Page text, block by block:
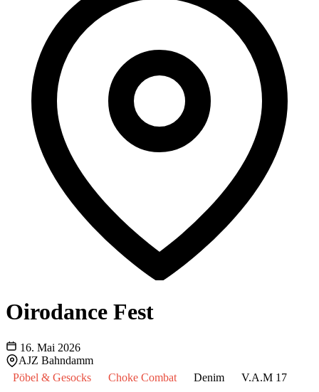
Oirodance Fest
16. Mai 2026
AJZ Bahndamm
Pöbel & Gesocks
Choke Combat Denim
V.A.M 17